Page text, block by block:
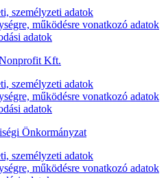
személyzeti adatok
működésre vonatkozó adatok
adatok
Kft.
személyzeti adatok
működésre vonatkozó adatok
adatok
Önkormányzat
személyzeti adatok
működésre vonatkozó adatok